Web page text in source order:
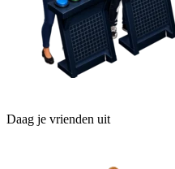
Daag je vrienden uit